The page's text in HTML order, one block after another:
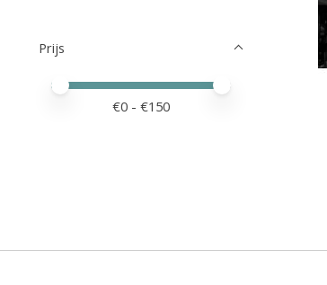
Prijs
Minimale prijswaarde
Price maximum value
€0 - €150